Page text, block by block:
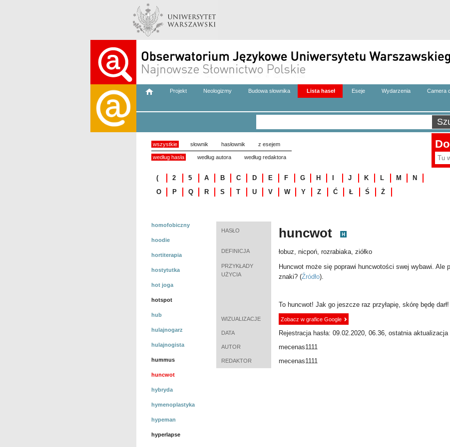
Projekt Neologizmy Budowa słownika Lista haseł Eseje Wydarzenia Camera
wszystkie słownik hasłownik z esejem
według hasła według autora według redaktora
( 2 5 A B C D E F G H J K L M
N
O
P Q R S T U V W Y Z Ć Ł Ś Ż
homofobiczny
hoodie
hortiterapia
hostytutka
hot joga
hotspot
hub
hulajnogarz
hulajnogista
hummus
huncwot
hybryda
hymenoplastyka
hypeman
hyperlapse
HASŁO huncwot
DEFINICJA łobuz, nicpoń, rozrabiaka, ziółko
PRZYKŁADY
UŻYCIA
Huncwot może się poprawi huncwotości swej wybawi. Ale
znaki?(Źródło).
To huncwot! Jak go jeszcze raz przyłapię, skórę będę
WIZUALIZACJE Zobacz w grafice Google
DATA Rejestracja hasła: 09.02.2020, 06.36, ostatnia aktualizacja
AUTOR mecenas1111
REDAKTOR mecenas1111